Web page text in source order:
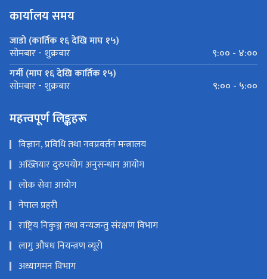
कार्यालय समय
जाडो (कार्तिक १६ देखि माघ १५)
सोमबार - शुक्रबार
९:०० - ४:००
गर्मी (माघ १६ देखि कार्तिक १५)
सोमबार - शुक्रबार ९:०० - ५:००
महत्त्वपूर्ण लिङ्कहरू
विज्ञान, प्रविधि तथा नवप्रवर्तन मन्त्रालय
अख्तियार दुरुपयोग अनुसन्धान आयोग
लोक सेवा आयोग
नेपाल प्रहरी
राष्ट्रिय निकुञ्ज तथा वन्यजन्तु संरक्षण विभाग
लागु औषध नियन्त्रण व्यूरो
अध्यागमन विभाग